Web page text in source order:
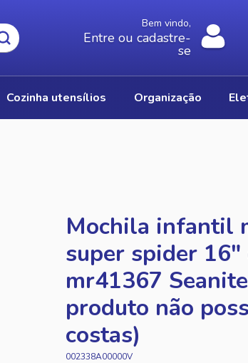
Bem vindo,
Entre ou cadastre-
se
cozinha utensílios organização
Mochila infantil
super spider 16"
mr41367
produto não
costas)
002338A00000V